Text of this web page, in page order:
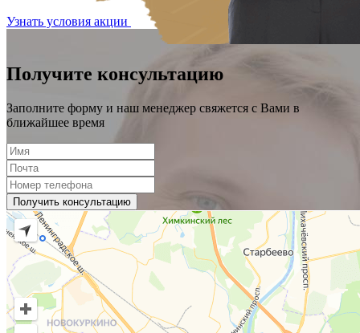
Узнать условия акции
Получите консультацию
Заполните форму и наш менеджер свяжется с Вами в
ближайшее время
Получить консультацию